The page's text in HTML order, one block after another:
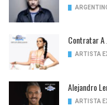
Contratar A
ARTISTA
Alejandro
ARTISTA